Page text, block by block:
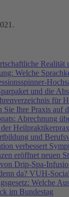
.
Realität
Welche
und die
für
Sie Ihre Praxis auf
Abrechnung
und
verbessert
eröffnet neuen
Drip-Spa-
da? VUH-
Welche
im Bundestag